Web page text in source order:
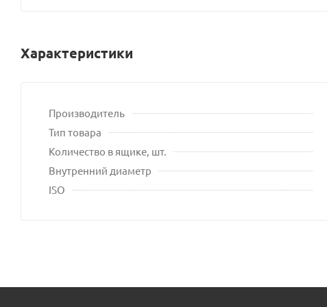
Характеристики
Производитель
Тип товара
Количество в ящике, шт.
Внутренний диаметр
ISO